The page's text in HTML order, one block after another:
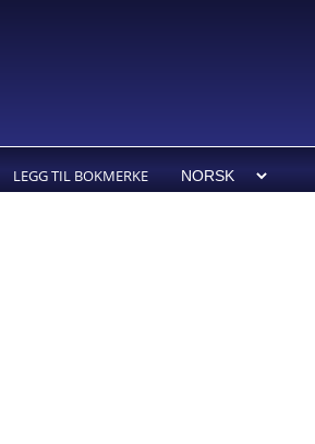
LEGG TIL BOKMERKE